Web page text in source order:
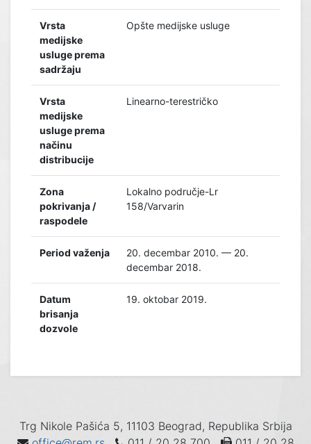
Vrsta
medijske
usluge prema
sadržaju
Opšte medijske usluge
Vrsta
medijske
usluge prema
načinu
distribucije
Linearno-terestričko
Zona
pokrivanja /
raspodele
Lokalno područje-Lr
158/Varvarin
Period važenja
20. decembar 2010. — 20.
decembar 2018.
Datum
brisanja
dozvole
19. oktobar 2019.
Trg Nikole Pašića 5, 11103 Beograd, Republika Srbija